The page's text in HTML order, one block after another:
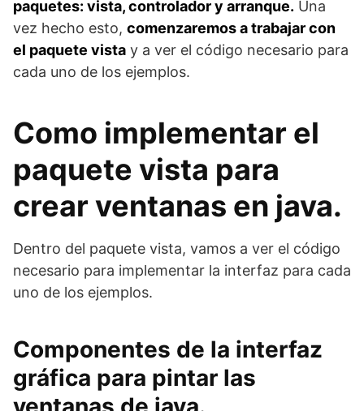
paquetes: vista, controlador y arranque. Una
vez hecho esto, comenzaremos a trabajar con
el paquete vista y a ver el código necesario para
cada uno de los ejemplos.
Como implementar el
paquete vista para
crear ventanas en java.
Dentro del paquete vista, vamos a ver el código
necesario para implementar la interfaz para cada
uno de los ejemplos.
Componentes de la interfaz
gráfica para pintar las